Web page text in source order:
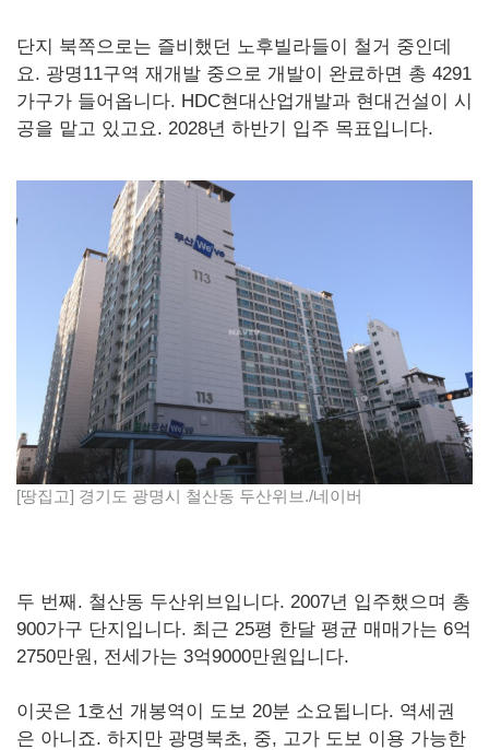
단지 북쪽으로는 즐비했던 노후빌라들이 철거 중인데
요. 광명11구역 재개발 중으로 개발이 완료하면 총 4291
가구가 들어옵니다. HDC현대산업개발과 현대건설이 시
공을 맡고 있고요. 2028년 하반기 입주 목표입니다.
[땅집고] 경기도 광명시 철산동 두산위브./네이버
두 번째. 철산동 두산위브입니다. 2007년 입주했으며 총
900가구 단지입니다. 최근 25평 한달 평균 매매가는 6억
2750만원, 전세가는 3억9000만원입니다.
이곳은 1호선 개봉역이 도보 20분 소요됩니다. 역세권
은 아니죠. 하지만 광명북초, 중, 고가 도보 이용 가능한